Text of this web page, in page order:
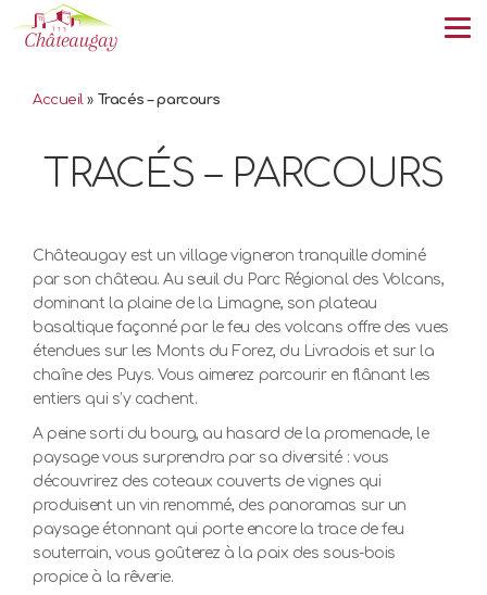
Accueil» Tracés – parcours
TRACÉS – PARCOURS
Châteaugay est un village vigneron tranquille dominé
par son château. Au seuil du Parc Régional des Volcans,
dominant la plaine de la Limagne, son plateau
basaltique façonné par le feu des volcans offre des vues
étendues sur les Monts du Forez, du Livradois et sur la
chaîne des Puys. Vous aimerez parcourir en flânant les
entiers qui s’y cachent.
A peine sorti du bourg, au hasard de la promenade, le
paysage vous surprendra par sa diversité : vous
découvrirez des coteaux couverts de vignes qui
produisent un vin renommé, des panoramas sur un
paysage étonnant qui porte encore la trace de feu
souterrain, vous goûterez à la paix des sous-bois
propice à la rêverie.